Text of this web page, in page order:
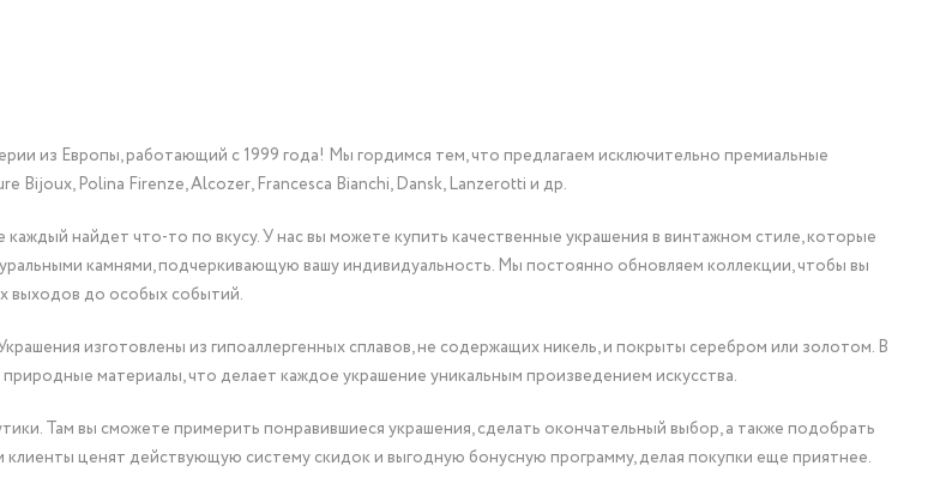
из Европы, работающий с 1999 года! Мы гордимся тем, что предлагаем исключительно премиальные
Bijoux, Polina Firenze, Alcozer, Francesca Bianchi, Dansk, Lanzerotti и др.
найдет что-то по вкусу. У нас вы можете купить качественные украшения в винтажном стиле, которые
камнями, подчеркивающую вашу индивидуальность. Мы постоянно обновляем коллекции, чтобы вы
выходов до особых событий.
изготовлены из гипоаллергенных сплавов, не содержащих никель, и покрыты серебром или золотом. В
материалы, что делает каждое украшение уникальным произведением искусства.
Там вы сможете примерить понравившиеся украшения, сделать окончательный выбор, а также подобрать
ценят действующую систему скидок и выгодную бонусную программу, делая покупки еще приятнее.